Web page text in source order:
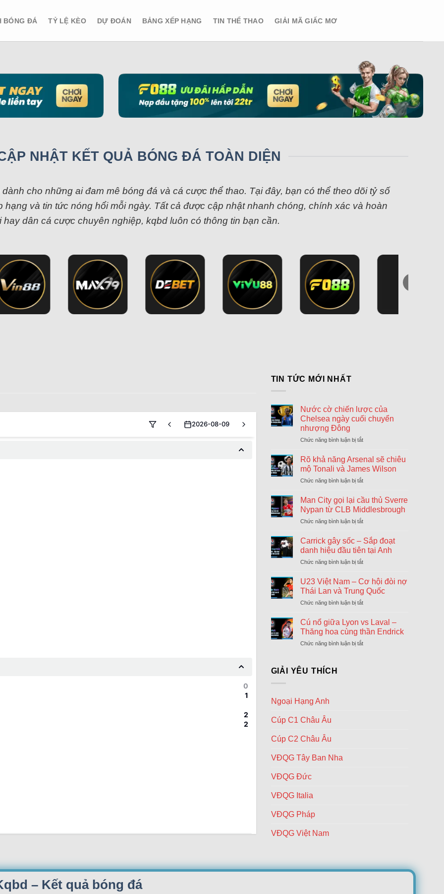
BÓNG ĐÁ TỶ LỆ KÈO DỰ ĐOÁN BẢNG XẾP HẠNG TIN THỂ THAO GIẢI MÃ GIẤC MƠ
NHẬT KẾT QUẢ BÓNG ĐÁ TOÀN DIỆN
cho những ai đam mê bóng đá và cá cược thể thao. Tại đây, bạn có thể theo dõi tỷ số
hạng và tin tức nóng hổi mỗi ngày. Tất cả được cập nhật nhanh chóng, chính xác và hoàn
dân cá cược chuyên nghiệp, kqbd luôn có thông tin bạn cần.
2026-08-09
0
1
2
2
2
TIN TỨC MỚI NHẤT
Nước cờ chiến lược của
Chelsea ngày cuối chuyển
nhượng Đông
Chức năng bình luận bị tắtở
cờ
chiến
lược
của
ngày
cuối
nhượng
Rõ khả năng Arsenal sẽ chiêu
mộ Tonali và James Wilson
Chức năng bình luận bị tắtở
khả
năng
Arsenal
sẽ
mộ
Tonali
James
Man City gọi lại cầu thủ Sverre
Nypan từ CLB Middlesbrough
Chức năng bình luận bị tắtở
City
gọi
lại
cầu
Sverre
Nypan
từ
CLB
Carrick gây sốc – Sắp đoạt
danh hiệu đầu tiên tại Anh
Chức năng bình luận bị tắtở
gây
sốc
–
Sắp
danh
hiệu
tiên
U23 Việt Nam – Cơ hội đòi nợ
Thái Lan và Trung Quốc
Chức năng bình luận bị tắtở
Việt
Nam
–
Cơ
Cú nổ giữa Lyon vs Laval –
Thăng hoa cùng thần Endrick
Chức năng bình luận bị tắtở
GIẢI YÊU THÍCH
Ngoại Hạng Anh
Cúp C1 Châu Âu
Cúp C2 Châu Âu
VĐQG Tây Ban Nha
VĐQG Đức
VĐQG Italia
VĐQG Pháp
VĐQG Việt Nam
– Kết quả bóng đá